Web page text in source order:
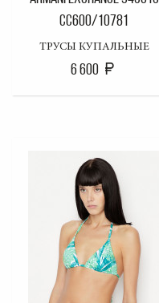
CC600/10781
ТРУСЫ КУПАЛЬНЫЕ
6 600